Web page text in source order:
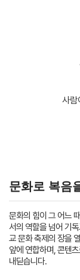
사람
문화로 복음
문화의 힘이 그 어느
서의 역할을 넘어 기
교 문화 축제의 장을
앞에 연합하며, 콘텐
내딛습니다.